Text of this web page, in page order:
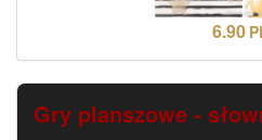
6.90
Gry planszowe -